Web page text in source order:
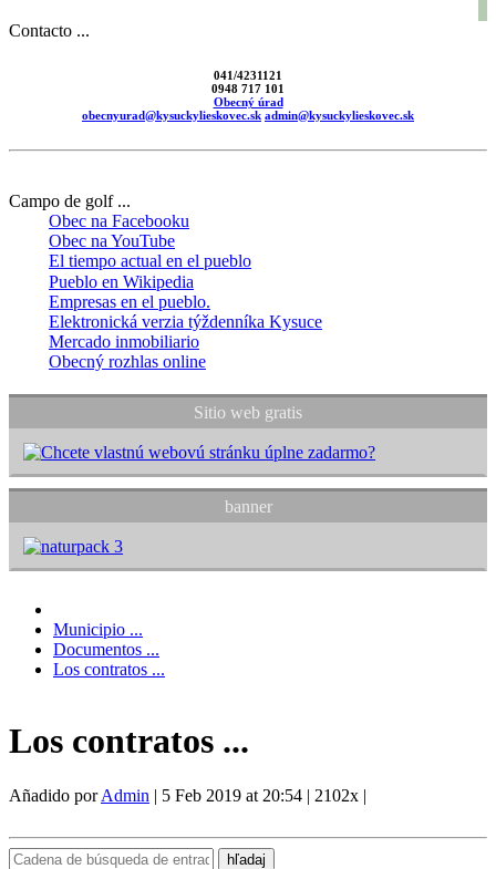
Contacto ...
041/4231121
0948 717 101
Obecný úrad
obecnyurad@kysuckylieskovec.sk admin@kysuckylieskovec.sk
Campo de golf ...
Obec na Facebooku
Obec na YouTube
El tiempo actual en el pueblo
Pueblo en Wikipedia
Empresas en el pueblo.
Elektronická verzia týždenníka Kysuce
Mercado inmobiliario
Obecný rozhlas online
Sitio web gratis
banner
Municipio ...
Documentos ...
Los contratos ...
Los contratos ...
Añadido porAdmin | 5 Feb 2019 at 20:54 | 2102x |
hľadaj